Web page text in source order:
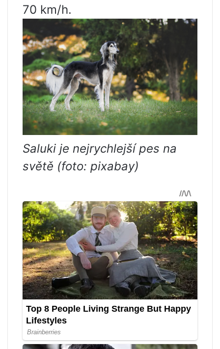
70 km/h.
Saluki je nejrychlejší pes na
světě (foto: pixabay)